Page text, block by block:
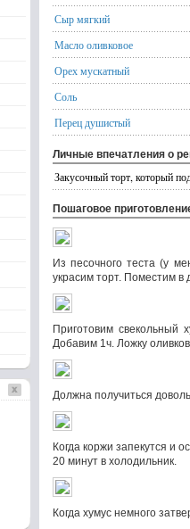
Сыр мягкий
Масло оливковое
Орех мускатный
Соль
Перец душистый
Личные впечатления о
Закусочный торт, который
Пошаговое
Из песочного теста (у
украсим торт. Поместим в
Приготовим
Добавим 1ч. Ложку
Должна получиться
Когда коржи запекутся и
20 минут в холодильник.
Когда хумус немного